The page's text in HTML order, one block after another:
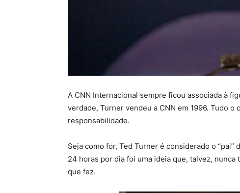
A CNN Internacional sempre ficou associada à
verdade, Turner vendeu a CNN em 1996. Tudo
responsabilidade.
Seja como for, Ted Turner é considerado o
24 horas por dia foi uma ideia que, talvez,
que fez.